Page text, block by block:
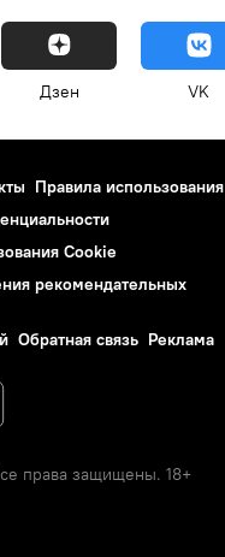
Дзен VK
Правила использования
Cookie
рекомендательных
Обратная связь Реклама
права защищены. 18+